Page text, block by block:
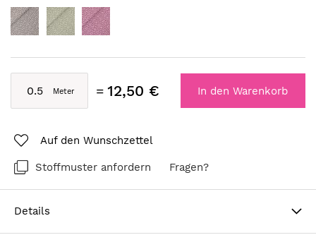
12,50 € In den Warenkorb
Auf den Wunschzettel
Stoffmuster anfordern Fragen?
Details